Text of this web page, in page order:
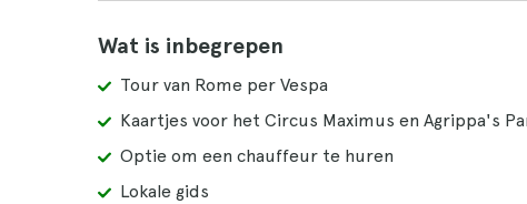
Wat is inbegrepen
Tour van Rome per Vespa
Kaartjes voor het Circus Maximus en Agrippa's
Optie om een chauffeur te huren
Lokale gids